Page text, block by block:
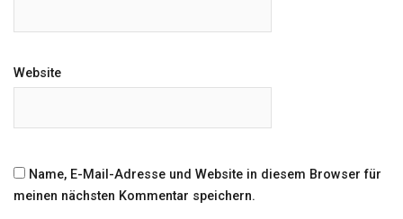
Website
Name, E-Mail-Adresse und Website in diesem Browser für
meinen nächsten Kommentar speichern.